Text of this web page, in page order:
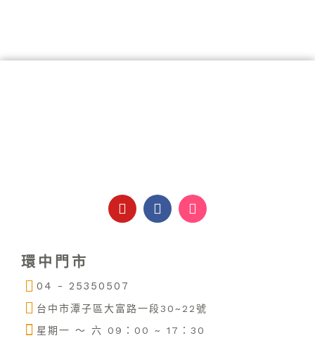
Y
o
u
e
F
a
c
I
n
s
m
環中門市
04 - 25350507
台中市潭子區大富路一段30~22號
星期一 ～ 六 09：00 ~ 17：30